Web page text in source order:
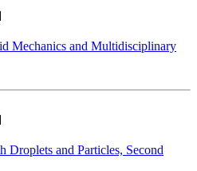
Mechanics and Multidisciplinary